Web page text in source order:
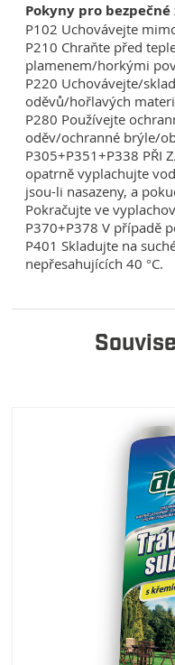
Pokyny pro bezpečné
P102 Uchovávejte
P210 Chraňte před
plamenem/horkými
P220 Uchovávejte/
oděvů/hořlavých
P280 Používejte
oděv/ochranné brýle/
P305+P351+P338 PŘI
opatrně vyplachujte
jsou-li nasazeny, a
Pokračujte ve
P370+P378 V případě
P401 Skladujte na
nepřesahujících 40 °C.